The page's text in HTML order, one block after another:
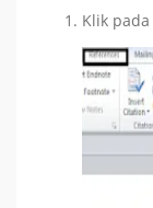
Klik pada